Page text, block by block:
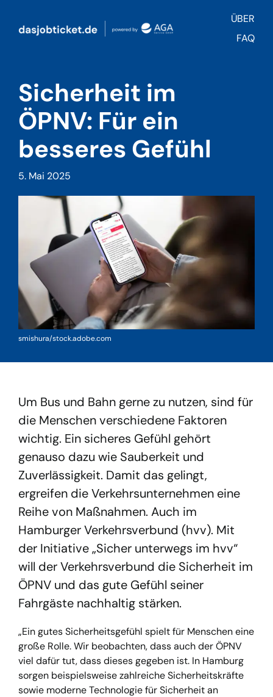
springen
ÜBER
FAQ
Sicherheit im
ÖPNV: Für ein
besseres Gefühl
5. Mai 2025
smishura/stock.adobe.com
Um Bus und Bahn gerne zu nutzen, sind für
die Menschen verschiedene Faktoren
wichtig. Ein sicheres Gefühl gehört
genauso dazu wie Sauberkeit und
Zuverlässigkeit. Damit das gelingt,
ergreifen die Verkehrsunternehmen eine
Reihe von Maßnahmen. Auch im
Hamburger Verkehrsverbund (hvv). Mit
der Initiative „Sicher unterwegs im hvv“
will der Verkehrsverbund die Sicherheit im
ÖPNV und das gute Gefühl seiner
Fahrgäste nachhaltig stärken.
„Ein gutes Sicherheitsgefühl spielt für Menschen eine
große Rolle. Wir beobachten, dass auch der ÖPNV
viel dafür tut, dass dieses gegeben ist. In Hamburg
sorgen beispielsweise zahlreiche Sicherheitskräfte
sowie moderne Technologie für Sicherheit an